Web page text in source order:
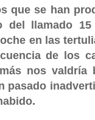
que se han
del llamado
en las
de los
nos valdría
pasado